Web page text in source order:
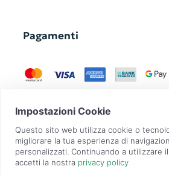
Pagamenti
GadgetZilla è un Brand di Overbi S.r.l.|
i diritti riservati | P.IVA: